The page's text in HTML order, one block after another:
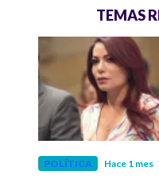
TEMAS
POLÍTICA Hace 1 mes